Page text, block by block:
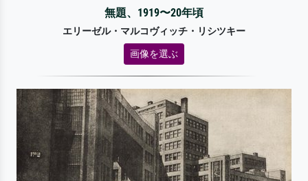
無題、1919〜20年頃
エリーゼル・マルコヴィッチ・リシツキー
画像を選ぶ